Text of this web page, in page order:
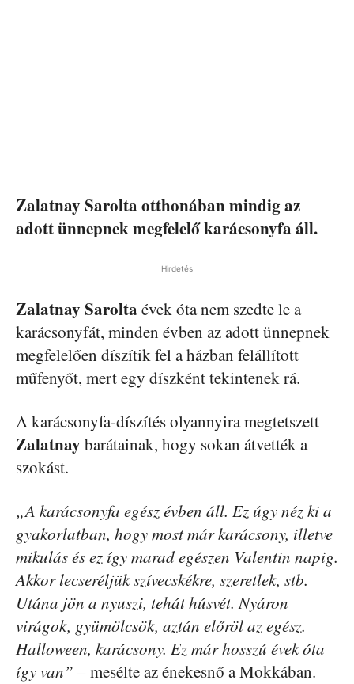
Zalatnay Sarolta otthonában mindig az
adott ünnepnek megfelelő karácsonyfa áll.
Hirdetés
Zalatnay Sarolta évek óta nem szedte le a
karácsonyfát, minden évben az adott ünnepnek
megfelelően díszítik fel a házban felállított
műfenyőt, mert egy díszként tekintenek rá.
A karácsonyfa-díszítés olyannyira megtetszett
Zalatnay barátainak, hogy sokan átvették a
szokást.
„A karácsonyfa egész évben áll. Ez úgy néz ki a
gyakorlatban, hogy most már karácsony, illetve
mikulás és ez így marad egészen Valentin napig.
Akkor lecseréljük szívecskékre, szeretlek, stb.
Utána jön a nyuszi, tehát húsvét. Nyáron
virágok, gyümölcsök, aztán előröl az egész.
Halloween, karácsony. Ez már hosszú évek óta
így van” – mesélte az énekesnő a Mokkában.